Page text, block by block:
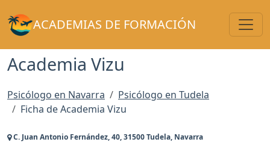
ACADEMIAS DE FORMACIÓN
Academia Vizu
Psicólogo en Navarra
Psicólogo en Tudela
Ficha de Academia Vizu
C. Juan Antonio Fernández, 40, 31500 Tudela, Navarra